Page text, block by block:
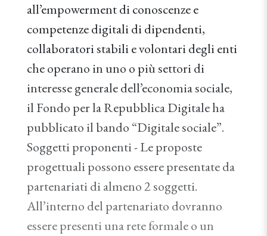
all’empowerment di conoscenze e
competenze digitali di dipendenti,
collaboratori stabili e volontari degli enti
che operano in uno o più settori di
interesse generale dell’economia sociale,
il Fondo per la Repubblica Digitale ha
pubblicato il bando “Digitale sociale”.
Soggetti proponenti - Le proposte
progettuali possono essere presentate da
partenariati di almeno 2 soggetti.
All’interno del partenariato dovranno
essere presenti una rete formale o un